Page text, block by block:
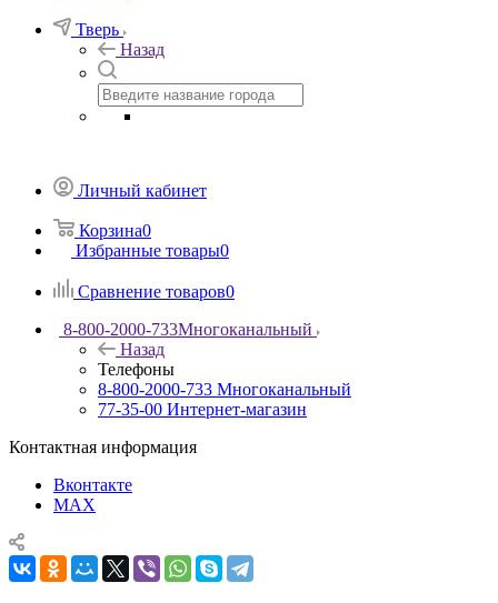
Тверь
Назад
Личный кабинет
Корзина0
Избранные товары0
Сравнение товаров0
8-800-2000-733Многоканальный
Назад
Телефоны
8-800-2000-733 Многоканальный
77-35-00 Интернет-магазин
Контактная информация
Вконтакте
MAX